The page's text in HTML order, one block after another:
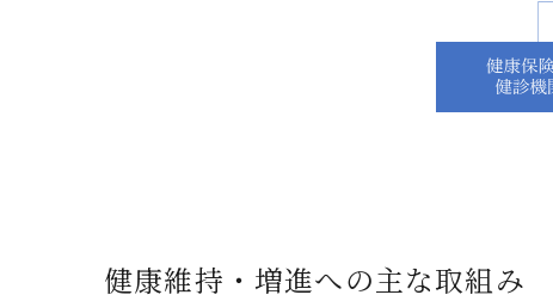
健康維持・増進への主な取組み